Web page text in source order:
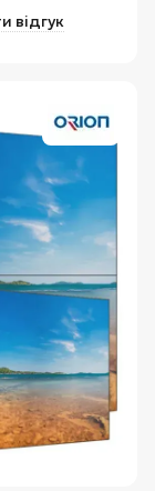
відгук